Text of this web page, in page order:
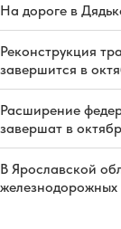
На дороге в
Реконструкция
завершится в
Расширение
завершат в
В Ярославской
железнодорожных